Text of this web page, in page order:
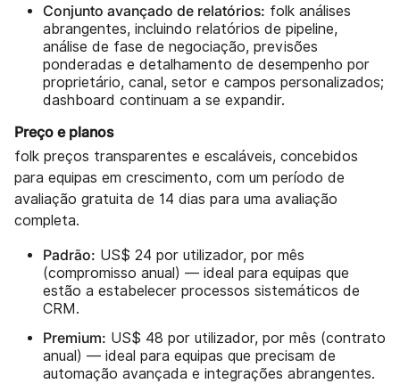
Conjunto avançado de relatórios: folk análises
abrangentes, incluindo relatórios de pipeline,
análise de fase de negociação, previsões
ponderadas e detalhamento de desempenho por
proprietário, canal, setor e campos personalizados;
dashboard continuam a se expandir.
Preço e planos
folk preços transparentes e escaláveis, concebidos
para equipas em crescimento, com um período de
avaliação gratuita de 14 dias para uma avaliação
completa.
Padrão: US$ 24 por utilizador, por mês
(compromisso anual) — ideal para equipas que
estão a estabelecer processos sistemáticos de
CRM.
Premium: US$ 48 por utilizador, por mês (contrato
anual) — ideal para equipas que precisam de
automação avançada e integrações abrangentes.